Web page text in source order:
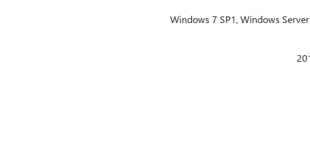
קיים עדכון שמונע הודעת שגיאה "0xC0000034" כאשר אתה מנסה להתקין את Windows 7 SP1, Windows Server